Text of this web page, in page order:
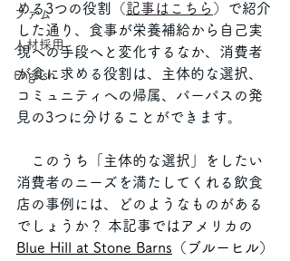
ファム
人材採用
English
める3つの役割
（記事はこちら ）
で紹介
した通り、食事が栄養補給から自己実
現への手段へと変化するなか、消費者
が食に求める役割は、主体的な選択、
コミュニティへの帰属、パーパスの発
見の3つに分けることができます。
このうち「主体的な選択」をしたい
消費者のニーズを満たしてくれる飲食
店の事例には、どのようなものがある
でしょうか？ 本記事ではアメリカの
Blue Hill at Stone Barns （ブルーヒル）